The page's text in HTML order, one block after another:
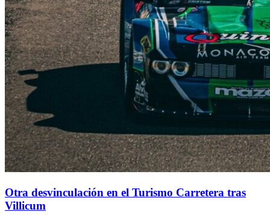
Otra desvinculación en el Turismo Carretera tras
Villicum